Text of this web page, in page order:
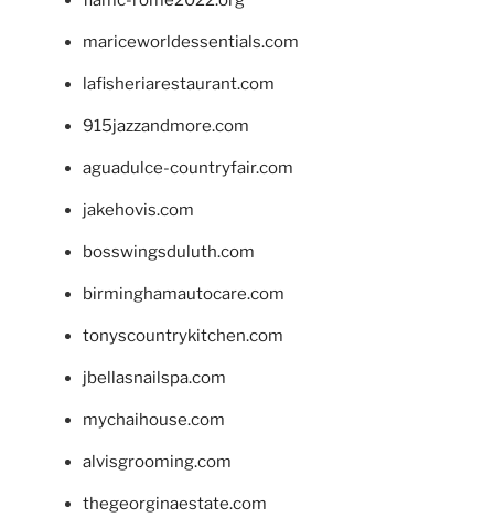
mariceworldessentials.com
lafisheriarestaurant.com
915jazzandmore.com
aguadulce-countryfair.com
jakehovis.com
bosswingsduluth.com
birminghamautocare.com
tonyscountrykitchen.com
jbellasnailspa.com
mychaihouse.com
alvisgrooming.com
thegeorginaestate.com